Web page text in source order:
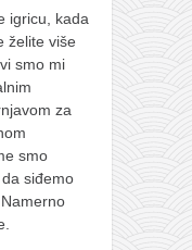
igricu, kada
želite više
smo mi
za
smo
da siđemo
. Namerno